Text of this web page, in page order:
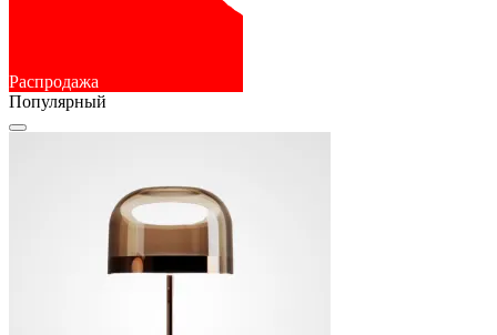
Распродажа
Популярный